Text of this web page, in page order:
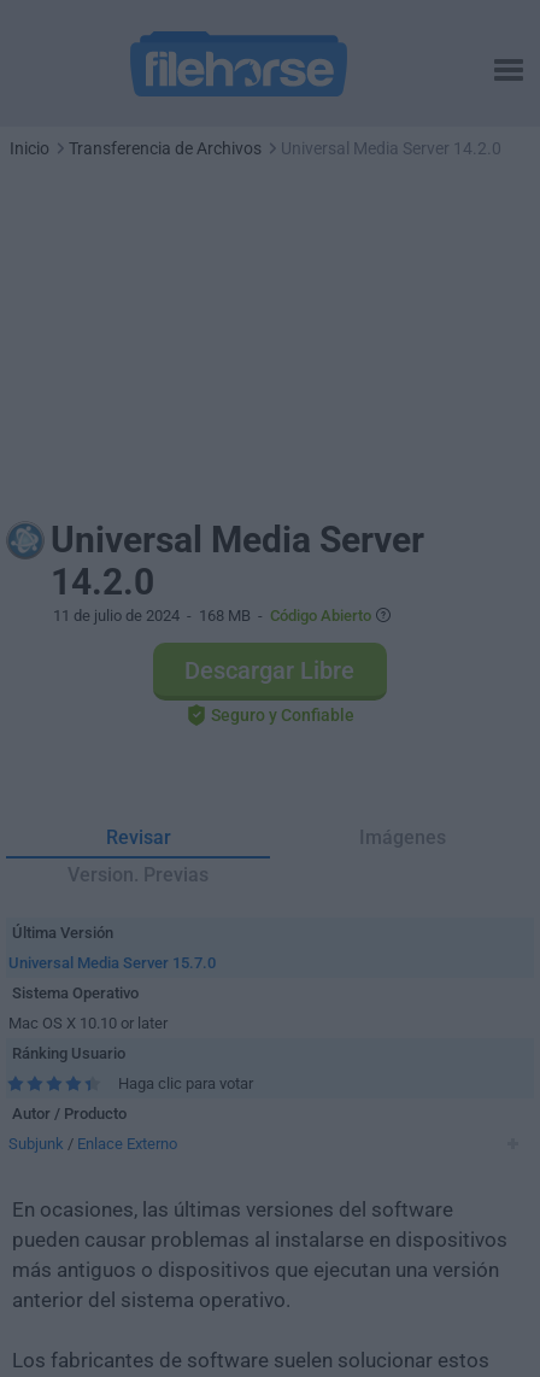
Inicio Transferencia de Archivos Universal Media Server 14.2.0
Universal Media Server
14.2.0
11 de julio de 2024 - 168 MB - Código Abierto
Descargar Libre
Seguro y Confiable
Revisar
Imágenes
Version. Previas
Última Versión
Universal Media Server 15.7.0
Sistema Operativo
Mac OS X 10.10 or later
Ránking Usuario
Haga clic para votar
Autor / Producto
Subjunk / Enlace Externo
En ocasiones, las últimas versiones del software
pueden causar problemas al instalarse en dispositivos
más antiguos o dispositivos que ejecutan una versión
anterior del sistema operativo.
Los fabricantes de software suelen solucionar estos